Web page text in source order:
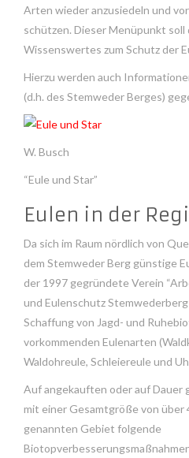
Arten wieder anzusiedeln und
schützen. Dieser Menüpunkt soll
Wissenswertes zum Schutz der
Hierzu werden auch
(d.h. des Stemweder Berges)
W. Busch
“Eule und Star”
Eulen in der
Da sich im Raum nördlich von
dem Stemweder Berg günstige
der 1997 gegründete Verein
und Eulenschutz
Schaffung von Jagd- und
vorkommenden Eulenarten
Waldohreule, Schleiereule und
Auf angekauften oder auf
mit einer Gesamtgröße von über
genannten Gebiet folgende